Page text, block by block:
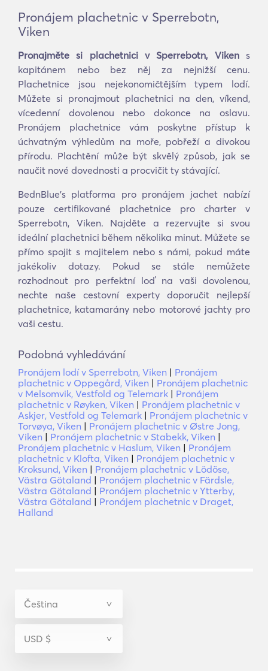
Pronájem plachetnic v Sperrebotn,
Viken
Pronajměte si plachetnici v Sperrebotn, Vikens
kapitánem nebo bez něj za nejnižší cenu.
Plachetnice jsou nejekonomičtějším typem lodí.
Můžete si pronajmout plachetnici na den, víkend,
vícedenní dovolenou nebo dokonce na oslavu.
Pronájem plachetnice vám poskytne přístup k
úchvatným výhledům na moře, pobřeží a divokou
přírodu. Plachtění může být skvělý způsob, jak se
naučit nové dovednosti a procvičit ty stávající.
BednBlue's platforma pro pronájem jachet nabízí
pouze certifikované plachetnice pro charter v
Sperrebotn, Viken. Najděte a rezervujte si svou
ideální plachetnici během několika minut. Můžete se
přímo spojit s majitelem nebo s námi, pokud máte
jakékoliv dotazy. Pokud se stále nemůžete
rozhodnout pro perfektní loď na vaši dovolenou,
nechte naše cestovní experty doporučit nejlepší
plachetnice, katamarány nebo motorové jachty pro
vaši cestu.
Podobná vyhledávání
Pronájem lodí v Sperrebotn, Viken | Pronájem
plachetnic v Oppegård, Viken | Pronájem plachetnic
v Melsomvik, Vestfold og Telemark | Pronájem
plachetnic v Røyken, Viken | Pronájem plachetnic v
Askjer, Vestfold og Telemark | Pronájem plachetnic v
Torvøya, Viken | Pronájem plachetnic v Østre Jong,
Viken | Pronájem plachetnic v Stabekk, Viken |
Pronájem plachetnic v Haslum, Viken | Pronájem
plachetnic v Klofta, Viken | Pronájem plachetnic v
Kroksund, Viken | Pronájem plachetnic v Lödöse,
Västra Götaland | Pronájem plachetnic v Färdsle,
Västra Götaland | Pronájem plachetnic v Ytterby,
Västra Götaland | Pronájem plachetnic v Draget,
Halland